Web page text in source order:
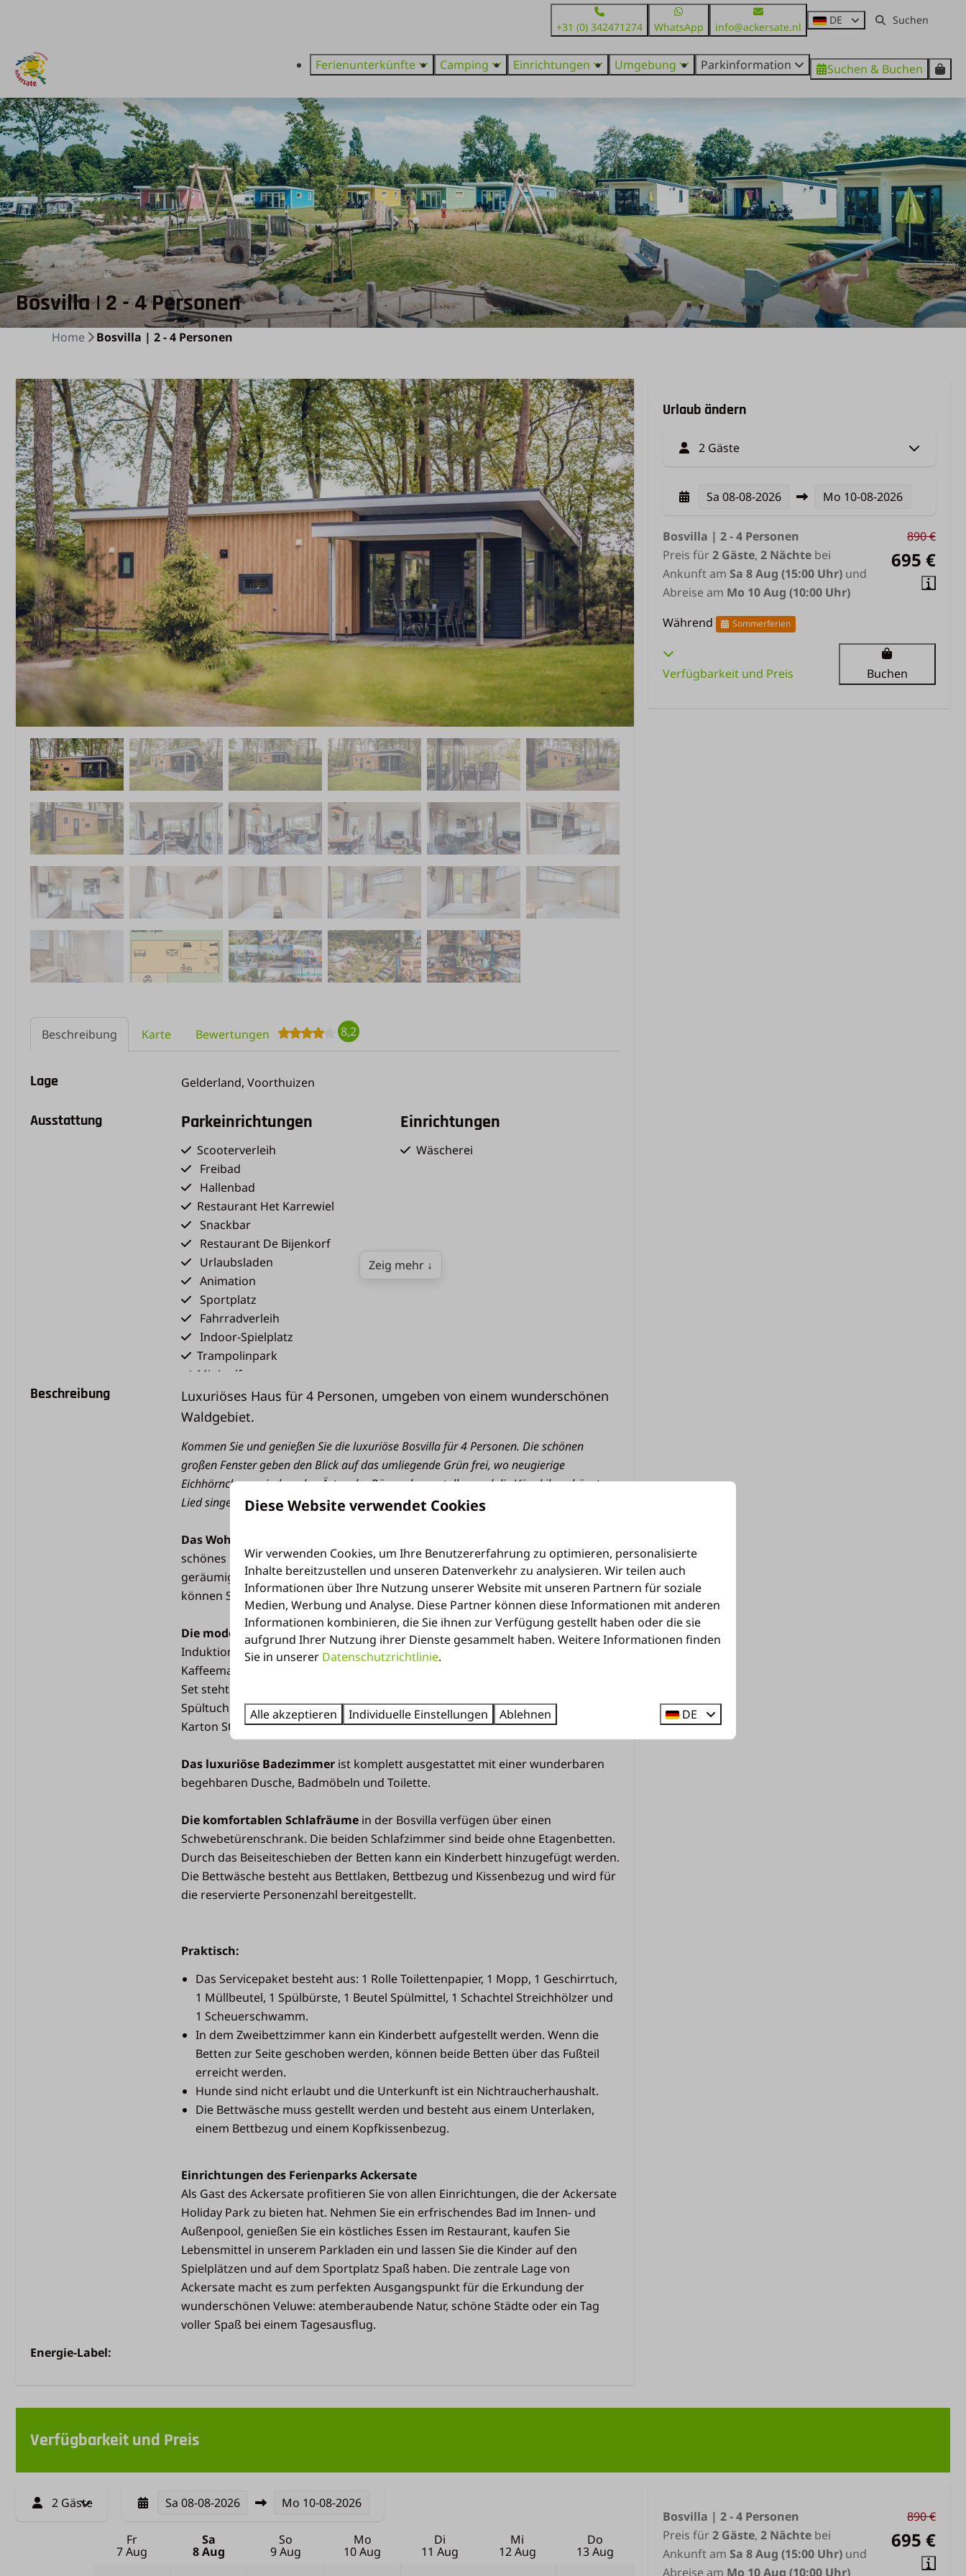
+31 (0) 342471274 WhatsApp info@ackersate.nl
DE
Ferienunterkünfte Camping Einrichtungen Umgebung Parkinformation Suchen & Buchen
Bosvilla | 2 - 4 Personen
Home Bosvilla | 2 - 4 Personen
Beschreibung Karte Bewertungen 8,2
Lage Gelderland, Voorthuizen
Ausstattung Parkeinrichtungen
Scooterverleih
Freibad
Hallenbad
Restaurant Het Karrewiel
Snackbar
Restaurant De Bijenkorf
Urlaubsladen
Animation
Sportplatz
Fahrradverleih
Indoor-Spielplatz
Trampolinpark
Minigolf
Außenspielplatz
Tennis- & Padelplätze
Ladestation für Elektroautos
Einrichtungen
Wäscherei
Art des Urlaubs
Gemütliche Chalets & komfortable
Allgemein
Unterkunft im Erdgeschoss
Zentralheizung
Nicht-Raucher
Servicepaket
Wifi
Parken auf dem Zentralparkplatz
Haustiere
Hunde nicht erlaubt
Küche
Kühlschrank mit Gefrierfach
Kessel
Eingerichtete Küche
Schlafzimmer
2 Schlafzimmer
Platz für ein Campingbett im
Schlafzimmer
Wohnbereich
Essecke
TV
Außenbereich
Veranda
Essbereich
Außenlampe
Schiebetüren
Sonnenschirm
Beleuchtung auf der Terrasse
Badezimmer
Waschbecken
Dusche
1 Rolle Toilettenpapier pro Toilette
Zeig mehr ↓
Beschreibung
Luxuriöses Haus für 4 Personen, umgeben von einem wunderschönen
Waldgebiet.
Kommen Sie und genießen Sie die luxuriöse Bosvilla für 4 Personen. Die schönen
großen Fenster geben den Blick auf das umliegende Grün frei, wo neugierige
Eichhörnchen zwischen den Ästen der Bäume herumtollen und die Vögel ihr schönstes
Lied singen.
Das Wohnzimmer mit offener Küche
schönes Buch lesen und eine köstliche Mahlzeit genießen können. Das
geräumige Wohnzimmer verfügt über einen Fernseher. Bei schönem Wetter
können Sie die Terrassentüren öffnen und die überdachte Terrasse genießen.
Die moderne Küche ist komplett ausgestattet mit Kombi-Backofen,
Induktionskochfeld, Kühlschrank mit Gefrierfach, Wasserkocher,
Kaffeemaschine (Filter Nr. 4) und Standard-Kücheninventar. Ein kleines Service-
Set steht für Sie bereit, bestehend aus: 1 Rolle Toilettenpapier, 1 Wischmopp, 1
Spültuch, 1 Müllsack, 1 Treteimerbeutel, 1 Spülbürste, 1 Beutel Spülmittel, 1
Karton Streichhölzer und 1 Scheuerschwamm.
Das luxuriöse Badezimmer ist komplett ausgestattet mit einer wunderbaren
begehbaren Dusche, Badmöbeln und Toilette.
Die komfortablen Schlafräume in der Bosvilla verfügen über einen
Schwebetürenschrank. Die beiden Schlafzimmer sind beide ohne Etagenbetten.
Durch das Beiseiteschieben der Betten kann ein Kinderbett hinzugefügt werden.
Die Bettwäsche besteht aus Bettlaken, Bettbezug und Kissenbezug und wird für
die reservierte Personenzahl bereitgestellt.
Praktisch:
Das Servicepaket besteht aus: 1 Rolle Toilettenpapier, 1 Mopp, 1 Geschirrtuch,
1 Müllbeutel, 1 Spülbürste, 1 Beutel Spülmittel, 1 Schachtel Streichhölzer und
1 Scheuerschwamm.
In dem Zweibettzimmer kann ein Kinderbett aufgestellt werden. Wenn die
Betten zur Seite geschoben werden, können beide Betten über das Fußteil
erreicht werden.
Hunde sind nicht erlaubt und die Unterkunft ist ein Nichtraucherhaushalt.
Die Bettwäsche muss gestellt werden und besteht aus einem Unterlaken,
einem Bettbezug und einem Kopfkissenbezug.
Einrichtungen des Ferienparks Ackersate
Als Gast des Ackersate profitieren Sie von allen Einrichtungen, die der Ackersate
Holiday Park zu bieten hat. Nehmen Sie ein erfrischendes Bad im Innen- und
Außenpool, genießen Sie ein köstliches Essen im Restaurant, kaufen Sie
Lebensmittel in unserem Parkladen ein und lassen Sie die Kinder auf den
Spielplätzen und auf dem Sportplatz Spaß haben. Die zentrale Lage von
Ackersate macht es zum perfekten Ausgangspunkt für die Erkundung der
wunderschönen Veluwe: atemberaubende Natur, schöne Städte oder ein Tag
voller Spaß bei einem Tagesausflug.
Energie-Label:
Urlaub ändern
2 Gäste
Sa 08-08-2026 Mo 10-08-2026
890 €
695 €
Bosvilla | 2 - 4 Personen
Preis für 2 Gäste, 2 Nächte bei
Ankunft am Sa 8 Aug (15:00 Uhr) und
Abreise am Mo 10 Aug (10:00 Uhr)
Während
Sommerferien
Verfügbarkeit und Preis Buchen
Verfügbarkeit und Preis
2 Gäste Sa 08-08-2026 Mo 10-08-2026
Fr
7 Aug
Sa
8 Aug
So
9 Aug
Mo
10 Aug
Di
11 Aug
Mi
12 Aug
Do
13 Aug
890 €
695 €
Bosvilla | 2 - 4 Personen
Preis für 2 Gäste, 2 Nächte bei
Ankunft am Sa 8 Aug (15:00 Uhr) und
Abreise am Mo 10 Aug (10:00 Uhr)
Diese Website verwendet Cookies
Wir verwenden Cookies, um Ihre Benutzererfahrung zu optimieren, personalisierte
Inhalte bereitzustellen und unseren Datenverkehr zu analysieren. Wir teilen auch
Informationen über Ihre Nutzung unserer Website mit unseren Partnern für soziale
Medien, Werbung und Analyse. Diese Partner können diese Informationen mit anderen
Informationen kombinieren, die Sie ihnen zur Verfügung gestellt haben oder die sie
aufgrund Ihrer Nutzung ihrer Dienste gesammelt haben. Weitere Informationen finden
Sie in unserer Datenschutzrichtlinie.
Alle akzeptieren Individuelle Einstellungen Ablehnen DE